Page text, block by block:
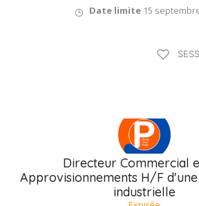
Date limite15
Directeur Commercial
Approvisionnements H/F
industrielle